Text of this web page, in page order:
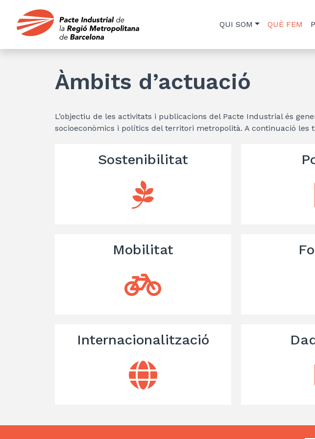
QUI SOM QUÈ FEM
Àmbits d’actuació
L’objectiu de les activitats i publicacions del Pacte Industrial és
socioeconòmics i polítics del territori metropolità. A continuació les
Sostenibilitat
Mobilitat
Internacionalització